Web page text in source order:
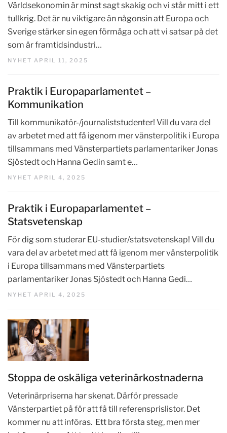
Världsekonomin är minst sagt skakig och vi står mitt i ett
tullkrig. Det är nu viktigare än någonsin att Europa och
Sverige stärker sin egen förmåga och att vi satsar på det
som är framtidsindustri…
NYHET APRIL 11, 2025
Praktik i Europaparlamentet –
Kommunikation
Till kommunikatör-/journaliststudenter! Vill du vara del
av arbetet med att få igenom mer vänsterpolitik i Europa
tillsammans med Vänsterpartiets parlamentariker Jonas
Sjöstedt och Hanna Gedin samt e…
NYHET APRIL 4, 2025
Praktik i Europaparlamentet –
Statsvetenskap
För dig som studerar EU-studier/statsvetenskap! Vill du
vara del av arbetet med att få igenom mer vänsterpolitik
i Europa tillsammans med Vänsterpartiets
parlamentariker Jonas Sjöstedt och Hanna Gedi…
NYHET APRIL 4, 2025
Stoppa de oskäliga veterinärkostnaderna
Veterinärpriserna har skenat. Därför pressade
Vänsterpartiet på för att få till referensprislistor. Det
kommer nu att införas. Ett bra första steg, men mer